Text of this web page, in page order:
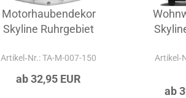
Motorhaubendekor
Skyline Ruhrgebiet
Artikel‑Nr.: TA-M-007-150
ab 32,95 EUR
ab